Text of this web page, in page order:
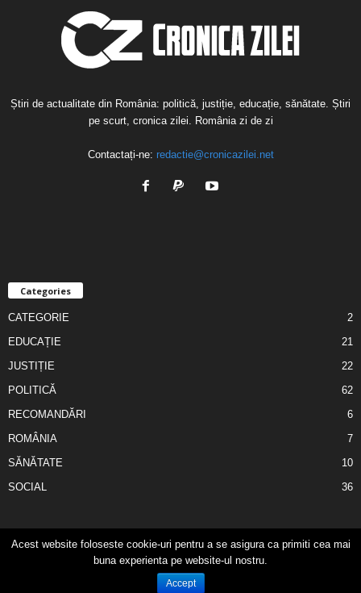
Știri de actualitate din România: politică, justiție, educație, sănătate. Știri
pe scurt, cronica zilei. România zi de zi
Contactați-ne: redactie@cronicazilei.net
Categories
CATEGORIE
2
EDUCAȚIE
21
JUSTIȚIE
22
POLITICĂ
62
RECOMANDĂRI
6
ROMÂNIA
7
SĂNĂTATE
10
SOCIAL
36
Cronica Zilei Contact
Publicitate
© Cronica Zilei 2018
Acest website foloseste cookie-uri pentru a se asigura ca primiti cea mai
buna experienta pe website-ul nostru.
Accept